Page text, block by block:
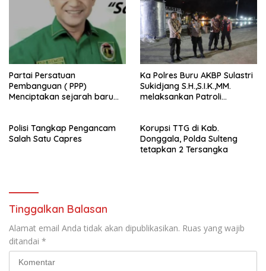
Partai Persatuan
Pembanguan ( PPP)
Menciptakan sejarah baru
Buru (Namlea).
Ka Polres Buru AKBP Sulastri
Sukidjang S.H.,S.I.K.,MM.
melaksankan Patroli
Polisi Tangkap Pengancam
Salah Satu Capres
Korupsi TTG di Kab.
Donggala, Polda Sulteng
tetapkan 2 Tersangka
Tinggalkan Balasan
Alamat email Anda tidak akan dipublikasikan. Ruas yang wajib
ditandai *